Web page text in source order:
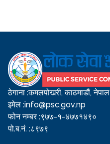
ठेगाना :कमलपोखरी, काठमाडौं, नेपाल
इमेल :info@psc.gov.np
फोन नम्बर :९७७-१-४७७१४९०
पो.ब.नं. :८९७९